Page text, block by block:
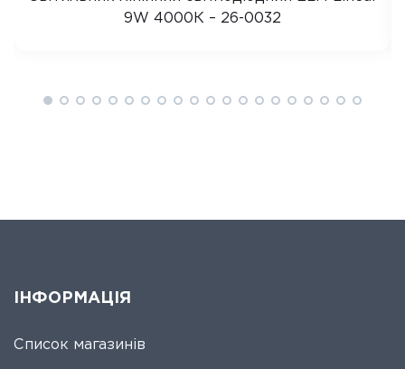
9W 4000К – 26-0032
ІНФОРМАЦІЯ
Список магазинів